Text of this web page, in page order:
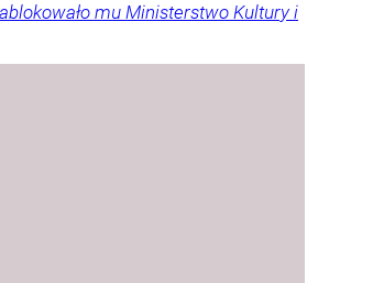
mu Ministerstwo Kultury i